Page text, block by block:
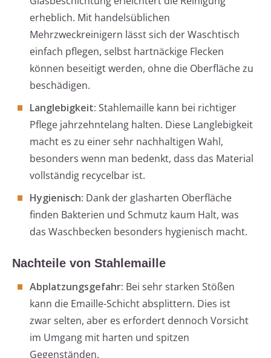
erheblich. Mit handelsüblichen
Mehrzweckreinigern lässt sich der Waschtisch
einfach pflegen, selbst hartnäckige Flecken
können beseitigt werden, ohne die Oberfläche zu
beschädigen.
Langlebigkeit: Stahlemaille kann bei richtiger
Pflege jahrzehntelang halten. Diese Langlebigkeit
macht es zu einer sehr nachhaltigen Wahl,
besonders wenn man bedenkt, dass das Material
vollständig recycelbar ist.
Hygienisch: Dank der glasharten Oberfläche
finden Bakterien und Schmutz kaum Halt, was
das Waschbecken besonders hygienisch macht.
Nachteile von Stahlemaille
Abplatzungsgefahr: Bei sehr starken Stößen
kann die Emaille-Schicht absplittern. Dies ist
zwar selten, aber es erfordert dennoch Vorsicht
im Umgang mit harten und spitzen
Gegenständen.